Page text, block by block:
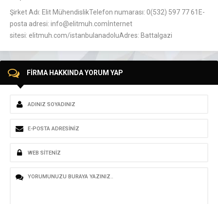
Şirket Adı: Elit MühendislikTelefon numarası: 0(532) 597 77 61E-
posta adresi: info@elitmuh.comİnternet
sitesi: elitmuh.com/istanbulanadoluAdres: Battalgazi
FİRMA HAKKINDA YORUM YAP